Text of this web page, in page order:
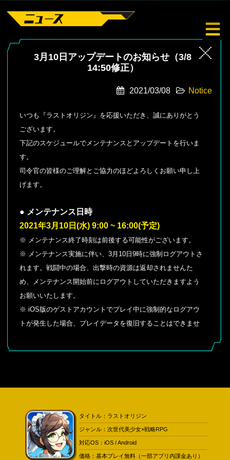
3月10日アップデートのお知らせ（3/8
14:50修正）
2021/03/08 Notice
いつも『ラストオリジン』を応援いただき、誠にありがとう
ございます。
下記のスケジュールでメンテナンスとアップデートを行いま
す。
司令官の皆様のご理解とご協力のほどよろしくお願い申し上
げます。
● メンテナンス日時
2021年3月10日(水) 9:00 ~ 16:00(予定)
※ メンテナンス終了時刻は前後する可能性がございます。
※ メンテナンス実施に伴い、3月10日9時に強制ログアウトさ
れます。戦闘中の場合、出撃時の資源は返却されませんた
め、メンテナンス開始前にログアウトしていただきますよう
お願いいたします。
※ iOS版のゲストアカウントでプレイ中に強制的なログアウ
トが発生した場合、プレイデータを復旧することはできませ
ことをお勧めいたします。
タイトル：ラストオリジン
ジャンル：次世代美少女×戦略RPG
対応OS：iOS / Android
価格：基本プレイ無料（一部アプリ内課金あり）